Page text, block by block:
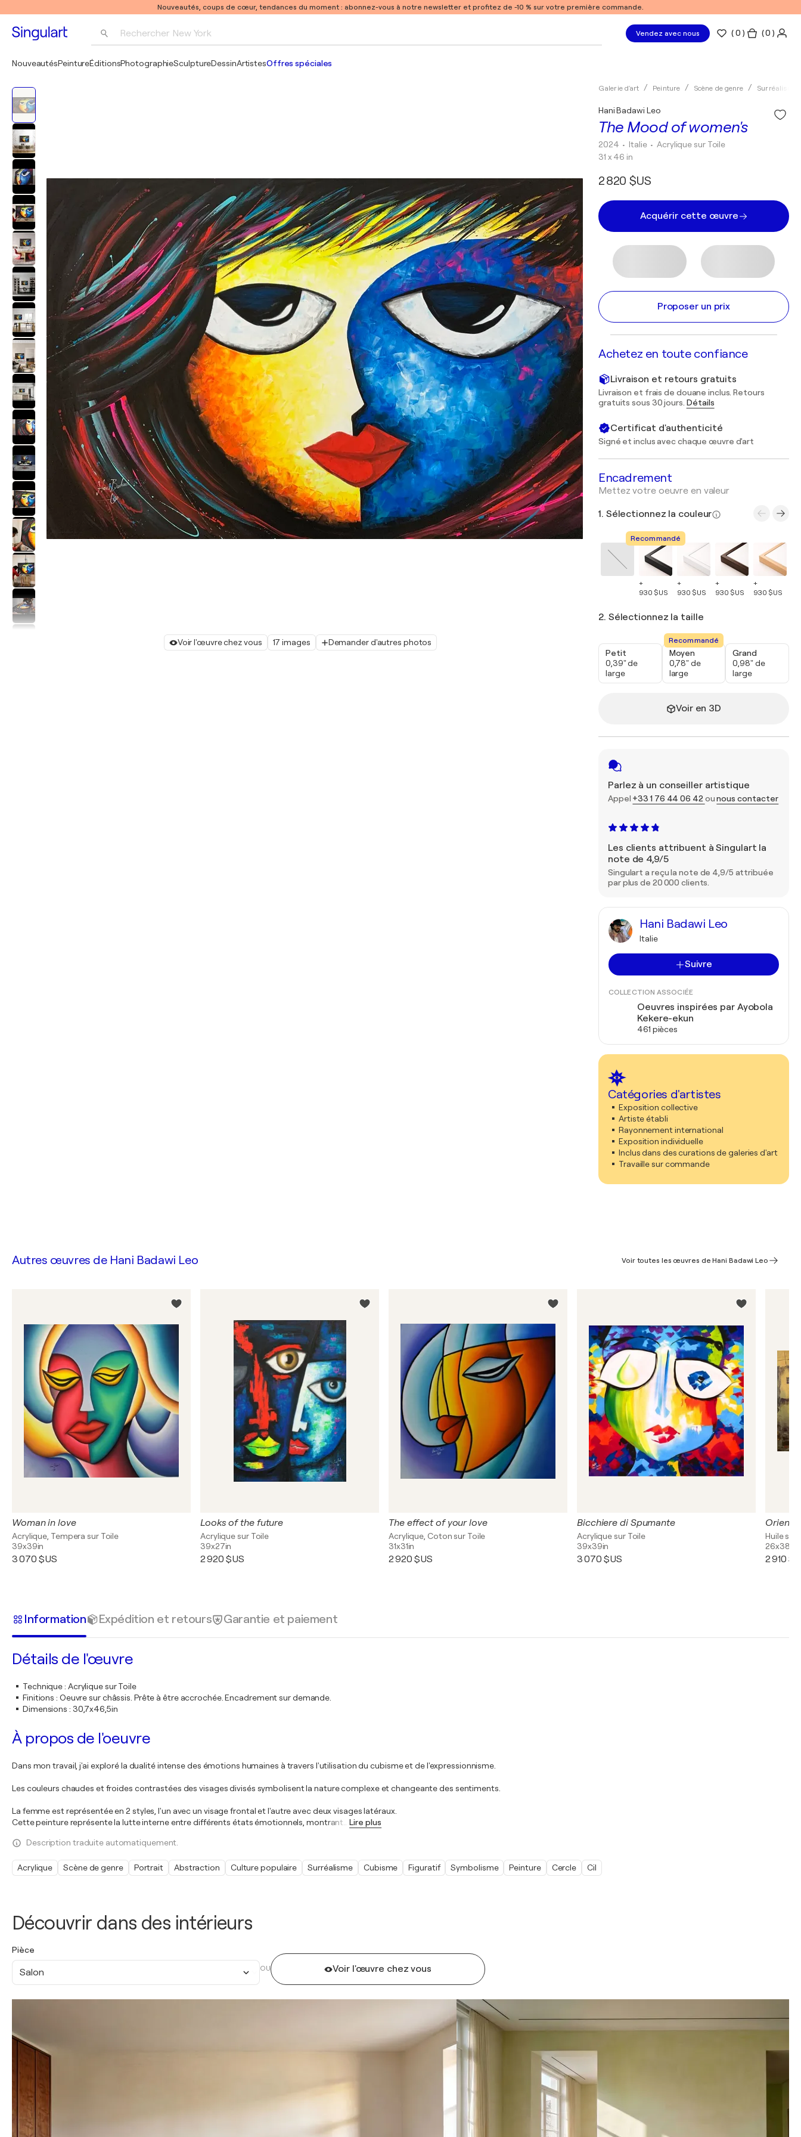
Nouveautés, coups de cœur, tendances du moment : abonnez-vous à notre newsletter et profitez de -10 % sur votre première commande.
Rechercher New York Vendez avec nous (0 ) ( 0 )
NouveautésPeintureÉditionsPhotographieSculptureDessinArtistesOffres spéciales
Voir l'œuvre chez vous 17 images Demander d'autres photos
Galerie d'art Peinture Scène de genre Surréalisme
The Mood of women's
Hani Badawi Leo
2024 • Italie •Acrylique sur Toile
31 x 46 in
2 820 $US
Acquérir cette œuvre
Proposer un prix
Achetez en toute confiance
Livraison et retours gratuits
Livraison et frais de douane inclus. Retours
gratuits sous 30 jours. Détails
Certificat d'authenticité
Signé et inclus avec chaque œuvre d'art
Encadrement
Mettez votre oeuvre en valeur
1. Sélectionnez la couleur
Recommandé
+
930 $US
+
930 $US
+
930 $US
+
930 $US
2. Sélectionnez la taille
Petit
0,39" de
large
Recommandé
Moyen
0,78" de
large
Grand
0,98" de
large
Voir en 3D
Parlez à un conseiller artistique
Appel +33 1 76 44 06 42 ounous contacter
Les clients attribuent à Singulart la
note de 4,9/5
Singulart a reçu la note de 4,9/5 attribuée
par plus de 20 000 clients.
Hani Badawi Leo
Italie
Suivre
COLLECTION ASSOCIÉE
Oeuvres inspirées par Ayobola
Kekere-ekun
461 pièces
Catégories d'artistes
Exposition collective
Artiste établi
Rayonnement international
Exposition individuelle
Inclus dans des curations de galeries d'art
Travaille sur commande
Découvrir dans des intérieurs
Pièce
Salon OU Voir l'œuvre chez vous
Autres œuvres de Hani Badawi Leo Voir toutes les œuvres de Hani Badawi Leo
Woman in love
Acrylique, Tempera sur Toile
39x39in
3 070 $US
Looks of the future
Acrylique sur Toile
39x27in
2 920 $US
The effect of your love
Acrylique, Coton sur Toile
31x31in
2 920 $US
Bicchiere di Spumante
Acrylique sur Toile
39x39in
3 070 $US
Huile sur
26x38in
2 910
Information Expédition et retours Garantie et paiement
Détails de l'œuvre
Technique: Acrylique sur Toile
Finitions : Oeuvre sur châssis. Prête à être accrochée. Encadrement sur demande.
Dimensions : 30,7x46,5in
À propos de l'oeuvre
Dans mon travail, j'ai exploré la dualité intense des émotions humaines à travers l'utilisation du cubisme et de l'expressionnisme.
Les couleurs chaudes et froides contrastées des visages divisés symbolisent la nature complexe et changeante des sentiments.
La femme est représentée en 2 styles, l'un avec un visage frontal et l'autre avec deux visages latéraux.
Cette peinture représente la lutte interne entre différents états émotionnels, montrant
Lire plus
Description traduite automatiquement.
Acrylique Scène de genre Portrait Abstraction Culture populaire Surréalisme Cubisme Figuratif Symbolisme Peinture Cercle Cil